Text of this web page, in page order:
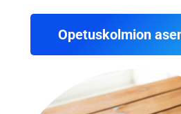
Opetuskolmion